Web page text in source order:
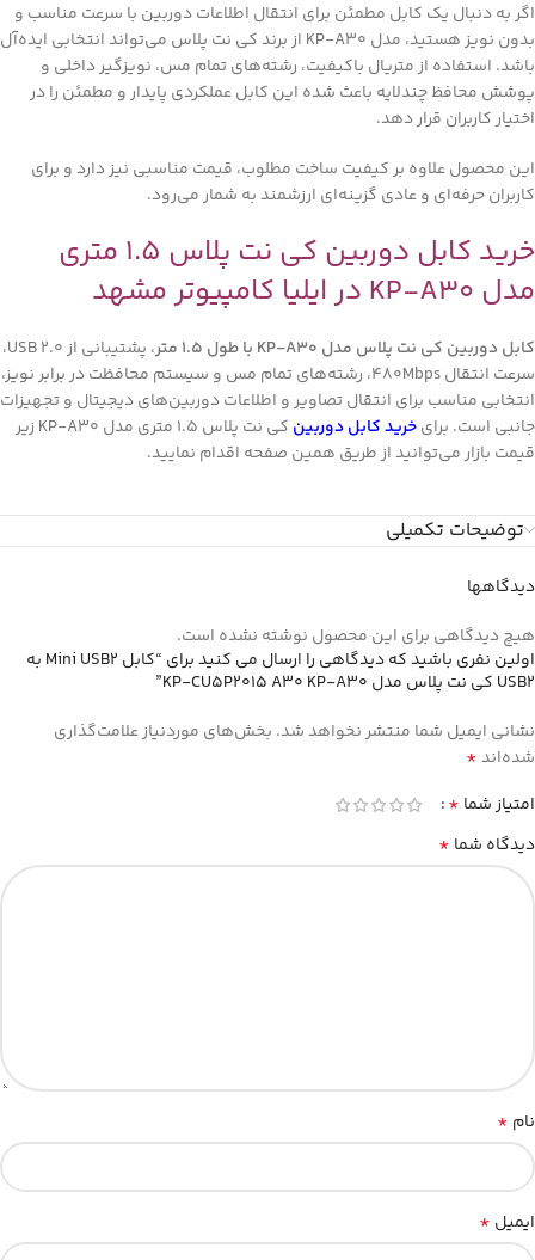
اگر به دنبال یک کابل مطمئن برای انتقال اطلاعات دوربین با سرعت مناسب و
بدون نویز هستید، مدل KP-A30 از برند کی نت پلاس می‌تواند انتخابی ایده‌آل
باشد. استفاده از متریال باکیفیت، رشته‌های تمام مس، نویزگیر داخلی و
پوشش محافظ چندلایه باعث شده این کابل عملکردی پایدار و مطمئن را در
اختیار کاربران قرار دهد.
این محصول علاوه بر کیفیت ساخت مطلوب، قیمت مناسبی نیز دارد و برای
کاربران حرفه‌ای و عادی گزینه‌ای ارزشمند به شمار می‌رود.
خرید کابل دوربین کی نت پلاس 1.5 متری
مدل KP-A30 در ایلیا کامپیوتر مشهد
کابل دوربین کی نت پلاس مدل KP-A30 با طول 1.5 متر
، پشتیبانی از USB 2.0،
سرعت انتقال 480Mbps، رشته‌های تمام مس و سیستم محافظت در برابر نویز،
انتخابی مناسب برای انتقال تصاویر و اطلاعات دوربین‌های دیجیتال و تجهیزات
جانبی است. برایخرید کابل دوربین
کی نت پلاس 1.5 متری مدل KP-A30 زیر
قیمت بازار می‌توانید از طریق همین صفحه اقدام نمایید.
توضیحات تکمیلی
دیدگاهها
هیچ دیدگاهی برای این محصول نوشته نشده است.
اولین نفری باشید که دیدگاهی را ارسال می کنید برای “کابل Mini USB2 به
USB2 کی نت پلاس مدل KP-CU5P2015 A30 KP-A30”
نشانی ایمیل شما منتشر نخواهد شد. بخش‌های موردنیاز علامت‌گذاری
شده‌اند*
امتیاز شما *
دیدگاه شما *
نام *
ایمیل *